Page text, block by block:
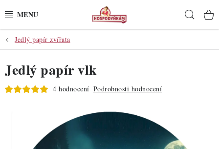
na
POTŘEBY
POMŮCKY
SUROVINY
PRO OSLAVY
Jedlý papír zvířata
Jedlý papír vlk
4 hodnocení Podrobnosti hodnocení